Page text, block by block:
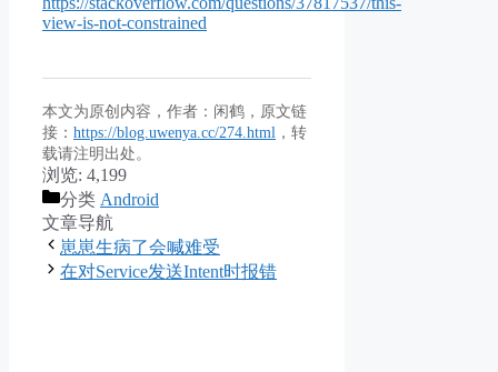
view-is-not-constrained
本文为原创内容，作者：闲鹤，原文链
接： https://blog.uwenya.cc/274.html ，转
载请注明出处。
浏览: 4,199
分类 Android
文章导航
崽崽生病了会喊难受
在对Service发送Intent时报错